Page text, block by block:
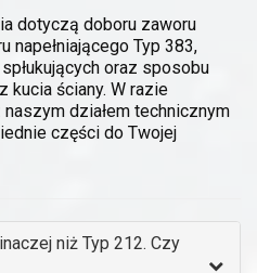
dotyczą doboru zaworu
napełniającego Typ 383,
oraz sposobu
kucia ściany. W razie
działem technicznym
części do Twojej
niż Typ 212. Czy